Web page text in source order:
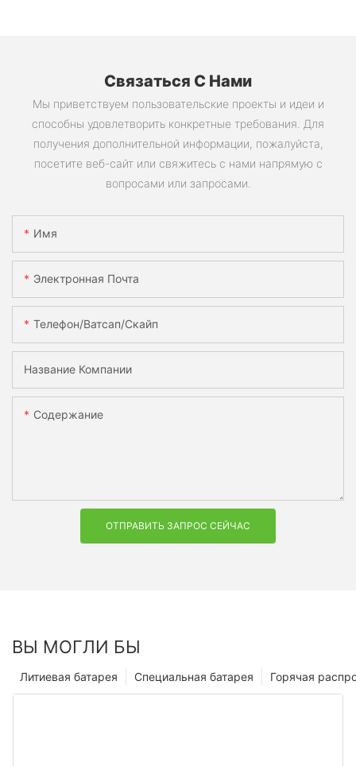
Связаться С Нами
Мы приветствуем пользовательские проекты и идеи и
способны удовлетворить конкретные требования. Для
получения дополнительной информации, пожалуйста,
посетите веб-сайт или свяжитесь с нами напрямую с
вопросами или запросами.
Имя
Электронная Почта
Телефон/ватсап/скайп
Название Компании
Содержание
ОТПРАВИТЬ ЗАПРОС СЕЙЧАС
ВЫ МОГЛИ БЫ
Горячая
Специальная батарея
Литиевая батарея